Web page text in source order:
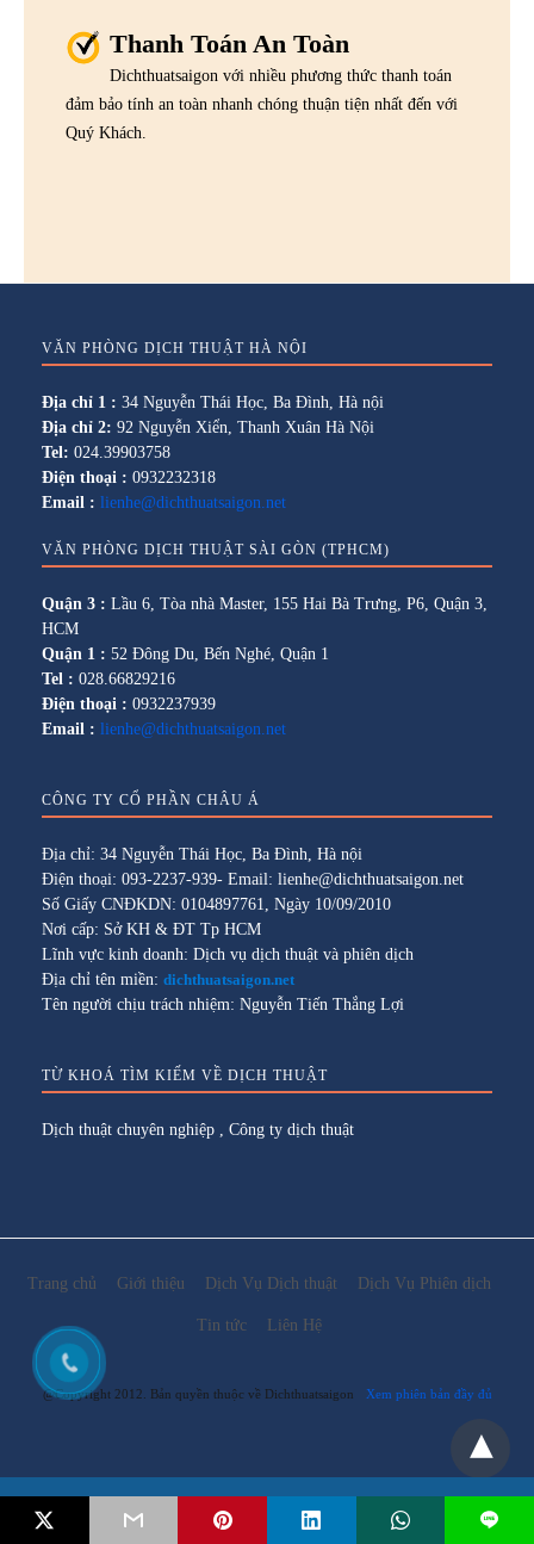
Thanh Toán An Toàn
Dichthuatsaigon với nhiều phương thức thanh toán
đảm bảo tính an toàn nhanh chóng thuận tiện nhất đến với
Quý Khách.
Email: lienhe@dichthuatsaigon.net
VĂN PHÒNG DỊCH THUẬT HÀ NỘI
Địa chỉ 1 : 34 Nguyễn Thái Học, Ba Đình, Hà nội
Địa chỉ 2: 92 Nguyễn Xiển, Thanh Xuân Hà Nội
Tel: 024.39903758
Điện thoại : 0932232318
Email : lienhe@dichthuatsaigon.net
VĂN PHÒNG DỊCH THUẬT SÀI GÒN (TPHCM)
Quận 3 : Lầu 6, Tòa nhà Master, 155 Hai Bà Trưng, P6, Quận 3,
HCM
Quận 1 : 52 Đông Du, Bến Nghé, Quận 1
Tel : 028.66829216
Điện thoại : 0932237939
Email : lienhe@dichthuatsaigon.net
CÔNG TY CỔ PHẦN CHÂU Á
Địa chỉ: 34 Nguyễn Thái Học, Ba Đình, Hà nội
Điện thoại: 093-2237-939- Email: lienhe@dichthuatsaigon.net
Số Giấy CNĐKDN: 0104897761, Ngày 10/09/2010
Nơi cấp: Sở KH & ĐT Tp HCM
Lĩnh vực kinh doanh: Dịch vụ dịch thuật và phiên dịch
Địa chỉ tên miền: dichthuatsaigon.net
Tên người chịu trách nhiệm: Nguyễn Tiến Thắng Lợi
TỪ KHOÁ TÌM KIẾM VỀ DỊCH THUẬT
Dịch thuật chuyên nghiệp , Công ty dịch thuật
Trang chủ Giới thiệu Dịch Vụ Dịch thuật Dịch Vụ Phiên dịch
Tin tức Liên Hệ
@Copyright 2012. Bản quyền thuộc về Dichthuatsaigon Xem phiên bản đầy đủ
L